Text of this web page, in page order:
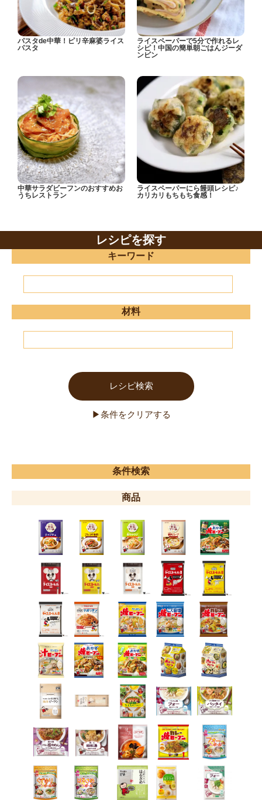
パスタde中華！ピリ辛麻婆ライス
パスタ
ライスペーパーで5分で作れるレ
シピ！中国の簡単朝ごはんジーダ
ンビン
中華サラダビーフンのおすすめお
うちレストラン
ライスペーパーにら饅頭レシピ♪
カリカリもちもち食感！
レシピを探す
キーワード
材料
条件検索
商品